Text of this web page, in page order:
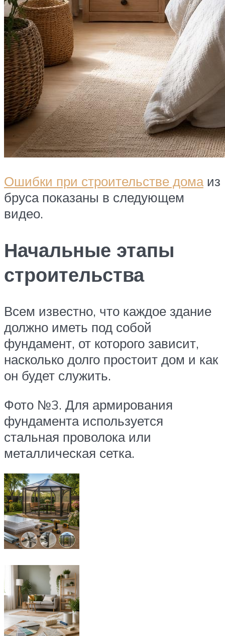
Ошибки при строительстве домаиз
бруса показаны в следующем
видео.
Начальные этапы
строительства
Всем известно, что каждое здание
должно иметь под собой
фундамент, от которого зависит,
насколько долго простоит дом и как
он будет служить.
Фото №3. Для армирования
фундамента используется
стальная проволока или
металлическая сетка.